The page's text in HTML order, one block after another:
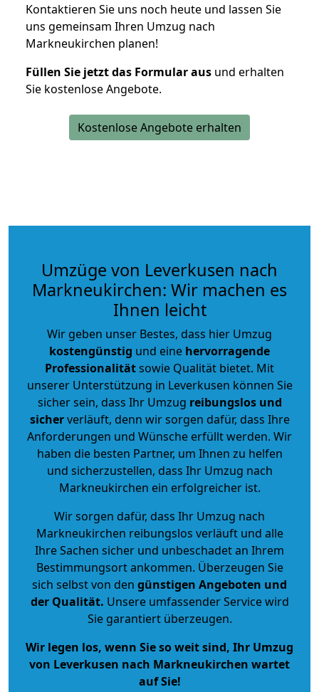
Kontaktieren Sie uns noch heute und lassen Sie
uns gemeinsam Ihren Umzug nach
Markneukirchen planen!
Füllen Sie jetzt das Formular aus und erhalten
Sie kostenlose Angebote.
Kostenlose Angebote erhalten
Umzüge von Leverkusen nach
Markneukirchen: Wir machen es
Ihnen leicht
Wir geben unser Bestes, dass hier Umzug
kostengünstig und eine hervorragende
Professionalitätsowie Qualität bietet. Mit
unserer Unterstützung in Leverkusen können Sie
sicher sein, dass Ihr Umzug reibungslos und
sicherverläuft, denn wir sorgen dafür, dass Ihre
Anforderungen und Wünsche erfüllt werden. Wir
haben die besten Partner, um Ihnen zu helfen
und sicherzustellen, dass Ihr Umzug nach
Markneukirchen ein erfolgreicher ist.
Wir sorgen dafür, dass Ihr Umzug nach
Markneukirchen reibungslos verläuft und alle
Ihre Sachen sicher und unbeschadet an Ihrem
Bestimmungsort ankommen. Überzeugen Sie
sich selbst von den günstigen Angeboten und
der Qualität. Unsere umfassender Service wird
Sie garantiert überzeugen.
Wir legen los, wenn Sie so weit sind, Ihr Umzug
von Leverkusen nach Markneukirchen wartet
auf Sie!